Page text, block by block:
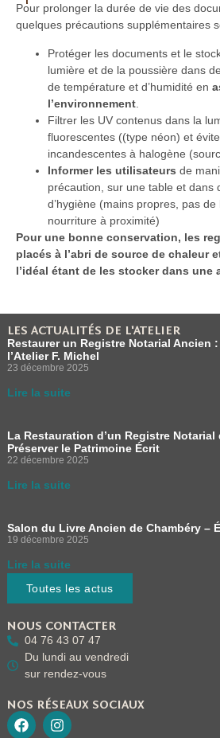
Pour prolonger la durée de vie des
quelques précautions supplémentaires
Protéger les documents et le
lumière et de la poussière dans
de température et d’humidité en
l’environnement
Filtrer les UV contenus dans la
fluorescentes ((type néon) et
incandescentes à halogène
Informer les utilisateurs de
précaution, sur une table et dans
d’hygiène (mains propres, pas
nourriture à proximité)
Pour une bonne conservation, les
placés à l’abri de source de chaleur
l’idéal étant de les stocker dans une
LES ACTUALITÉS DE L'ATELIER
Restaurer un Registre Notarial Ancien
l’Atelier F. Michel
23 décembre 2025
Lire la suite
La Restauration d’un Registre Notarial
Préserver le Patrimoine Écrit
22 décembre 2025
Lire la suite
Salon du Livre Ancien de Chambéry –
19 décembre 2025
Lire la suite
Toutes les actus
NOUS CONTACTER
04 76 43 07 47
Du lundi au vendredi
sur rendez-vous
NOS RÉSEAUX SOCIAUX